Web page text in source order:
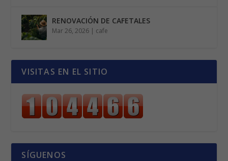
RENOVACIÓN DE CAFETALES
Mar 26, 2026 | cafe
VISITAS EN EL SITIO
SÍGUENOS